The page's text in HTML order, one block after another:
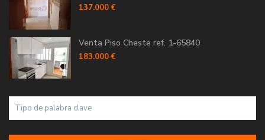
137.000 €
Venta Piso Cheste ref. 1-65840
183.000 €